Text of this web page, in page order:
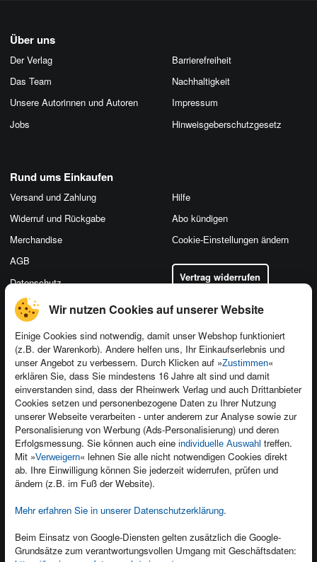
Wir nutzen Cookies auf unserer Website
Einige Cookies sind notwendig, damit unser Webshop funktioniert
(z.B. der Warenkorb). Andere helfen uns, Ihr Einkaufserlebnis und
unser Angebot zu verbessern. Durch Klicken auf »Zustimmen«
erklären Sie, dass Sie mindestens 16 Jahre alt sind und damit
einverstanden sind, dass der Rheinwerk Verlag und auch Drittanbieter
Cookies setzen und personenbezogene Daten zu Ihrer Nutzung
unserer Webseite verarbeiten - unter anderem zur Analyse sowie zur
Personalisierung von Werbung (Ads-Personalisierung) und deren
Erfolgsmessung. Sie können auch eine individuelle Auswahl treffen.
Mit »Verweigern« lehnen Sie alle nicht notwendigen Cookies direkt
ab. Ihre Einwilligung können Sie jederzeit widerrufen, prüfen und
ändern (z.B. im Fuß der Website).
Mehr erfahren Sie in unserer Datenschutzerklärung.
Beim Einsatz von Google-Diensten gelten zusätzlich die Google-
Grundsätze zum verantwortungsvollen Umgang mit Geschäftsdaten:
Über uns
Der Verlag
Das Team
Unsere Autorinnen und Autoren
Jobs
Barrierefreiheit
Nachhaltigkeit
Impressum
Hinweis­geber­schutz­gesetz
Kontakt
Newsletter
Für Unternehmen
Presseservice
Dozentenservice
Produktfeedback
Foreign Rights
Ein Buch schreiben
Rund ums Einkaufen
Versand und Zahlung
Widerruf und Rückgabe
Merchandise
AGB
Datenschutz
Hilfe
Abo kündigen
Cookie-Einstellungen ändern
Vertrag widerrufen
Kundenservice
Wir sind gerne für Sie da!
service@rheinwerk-verlag.de